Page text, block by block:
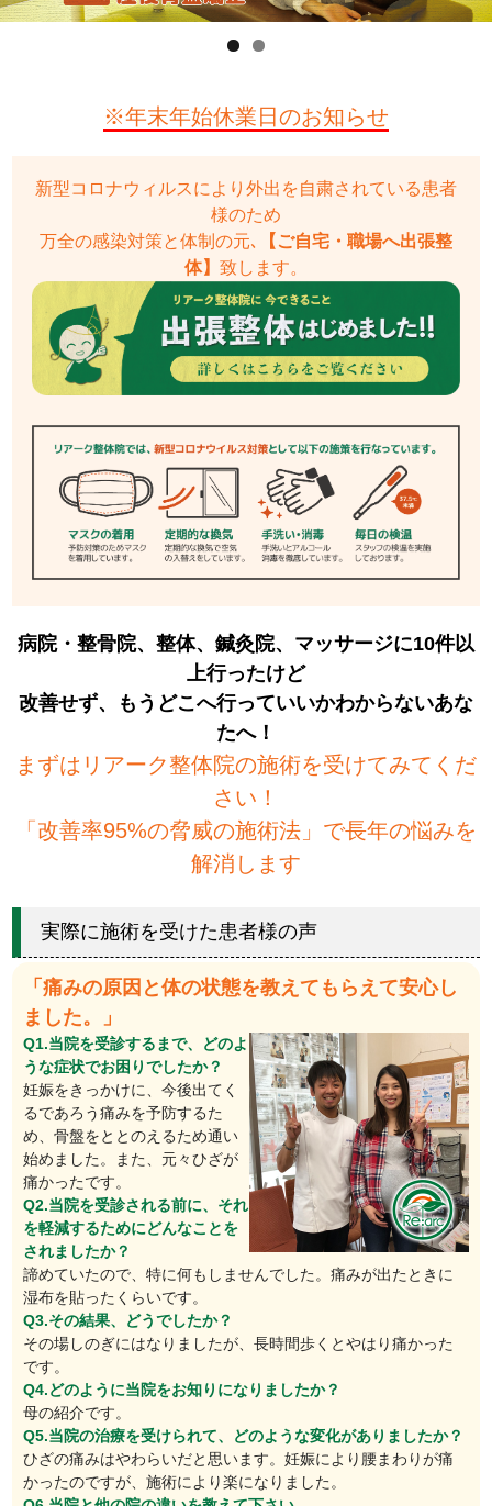
※年末年始休業日のお知らせ
新型コロナウィルスにより外出を自粛されている患者
様のため
万全の感染対策と体制の元､
【ご自宅・職場へ出張整
体】 致します。
病院・整骨院、整体、鍼灸院、マッサージに10件以
上行ったけど
改善せず、もうどこへ行っていいかわからないあな
たへ！
まずはリアーク整体院の施術を受けてみてくだ
さい！
「改善率95%の脅威の施術法」で長年の悩みを
解消します
実際に施術を受けた患者様の声
「痛みの原因と体の状態を教えてもらえて安心し
ました。」
Q1.当院を受診するまで、どのよ
うな症状でお困りでしたか？
妊娠をきっかけに、今後出てく
るであろう痛みを予防するた
め、骨盤をととのえるため通い
始めました。また、元々ひざが
痛かったです。
Q2.当院を受診される前に、それ
を軽減するためにどんなことを
されましたか？
諦めていたので、特に何もしませんでした。痛みが出たときに
湿布を貼ったくらいです。
Q3.その結果、どうでしたか？
その場しのぎにはなりましたが、長時間歩くとやはり痛かった
です。
Q4.どのように当院をお知りになりましたか？
母の紹介です。
Q5.当院の治療を受けられて、どのような変化がありましたか？
ひざの痛みはやわらいだと思います。妊娠により腰まわりが痛
かったのですが、施術により楽になりました。